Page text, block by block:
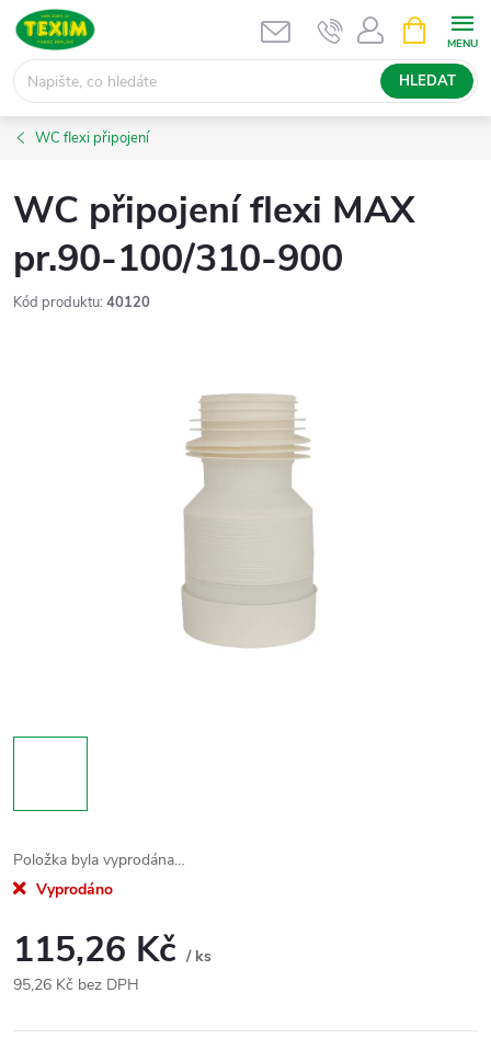
Přejít
obsah
HLEDAT
NÁKUPNÍ
KOŠÍK
WC flexi připojení
WC připojení flexi MAX
pr.90-100/310-900
Kód produktu: 40120
Položka byla vyprodána…
Vyprodáno
115,26 Kč / ks
95,26 Kč bez DPH
cena: